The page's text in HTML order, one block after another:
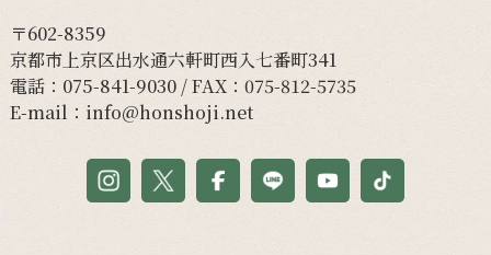
〒602-8359
京都市上京区出水通六軒町西入七番町341
電話： 075-841-9030/ FAX：075-812-5735
E-mail： info@honshoji.net